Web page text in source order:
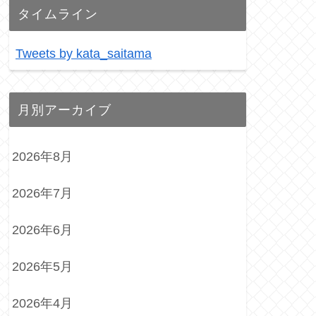
タイムライン
Tweets by kata_saitama
月別アーカイブ
2026年8月
2026年7月
2026年6月
2026年5月
2026年4月